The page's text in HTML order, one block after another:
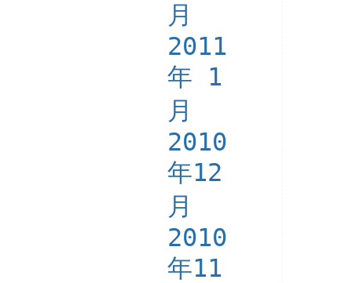
月
2011
年 1
月
2010
年12
月
2010
年11